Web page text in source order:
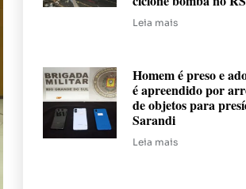
Leia mais
Homem é preso e
é apreendido por
de objetos para
Sarandi
Leia mais